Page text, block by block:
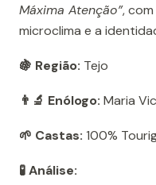
Máxima Atenção”,
microclima e a
🍇 Região: Tejo
👨‍🔬 Enólogo: Maria
🌱 Castas: 100%
🧪 Análise: